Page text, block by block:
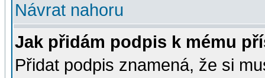
Návrat nahoru
Jak přidám podpis k mému
Přidat podpis znamená, že si